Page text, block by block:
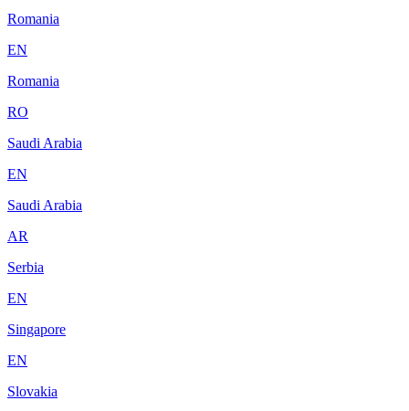
Romania
EN
Romania
RO
Saudi Arabia
EN
Saudi Arabia
AR
Serbia
EN
Singapore
EN
Slovakia